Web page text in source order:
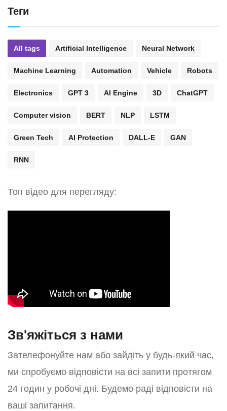
Теги
All tags Artificial Intelligence Neural Network
Machine Learning Automation Vehicle Robots
Electronics GPT 3 AI Engine 3D ChatGPT
Computer vision BERT NLP LSTM
Green Tech AI Protection DALL-E GAN
RNN
Топ відео для перегляду:
Зв'яжіться з нами
Зателефонуйте нам або зайдіть у будь-який час,
ми спробуємо відповісти на всі запити протягом
24 годин у робочі дні. Будемо раді відповісти на
ваші запитання.